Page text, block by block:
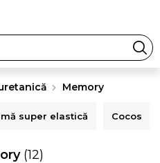
Memory
super elastică Cocos
(12)